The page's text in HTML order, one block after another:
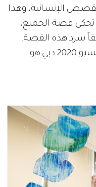
الإنسانية، وهذا
تحكي قصة الجميع،
سرد هذه القصة،
اليوم، في هذا الوقت تحديداً، وإكسبو 2020 دبي هو